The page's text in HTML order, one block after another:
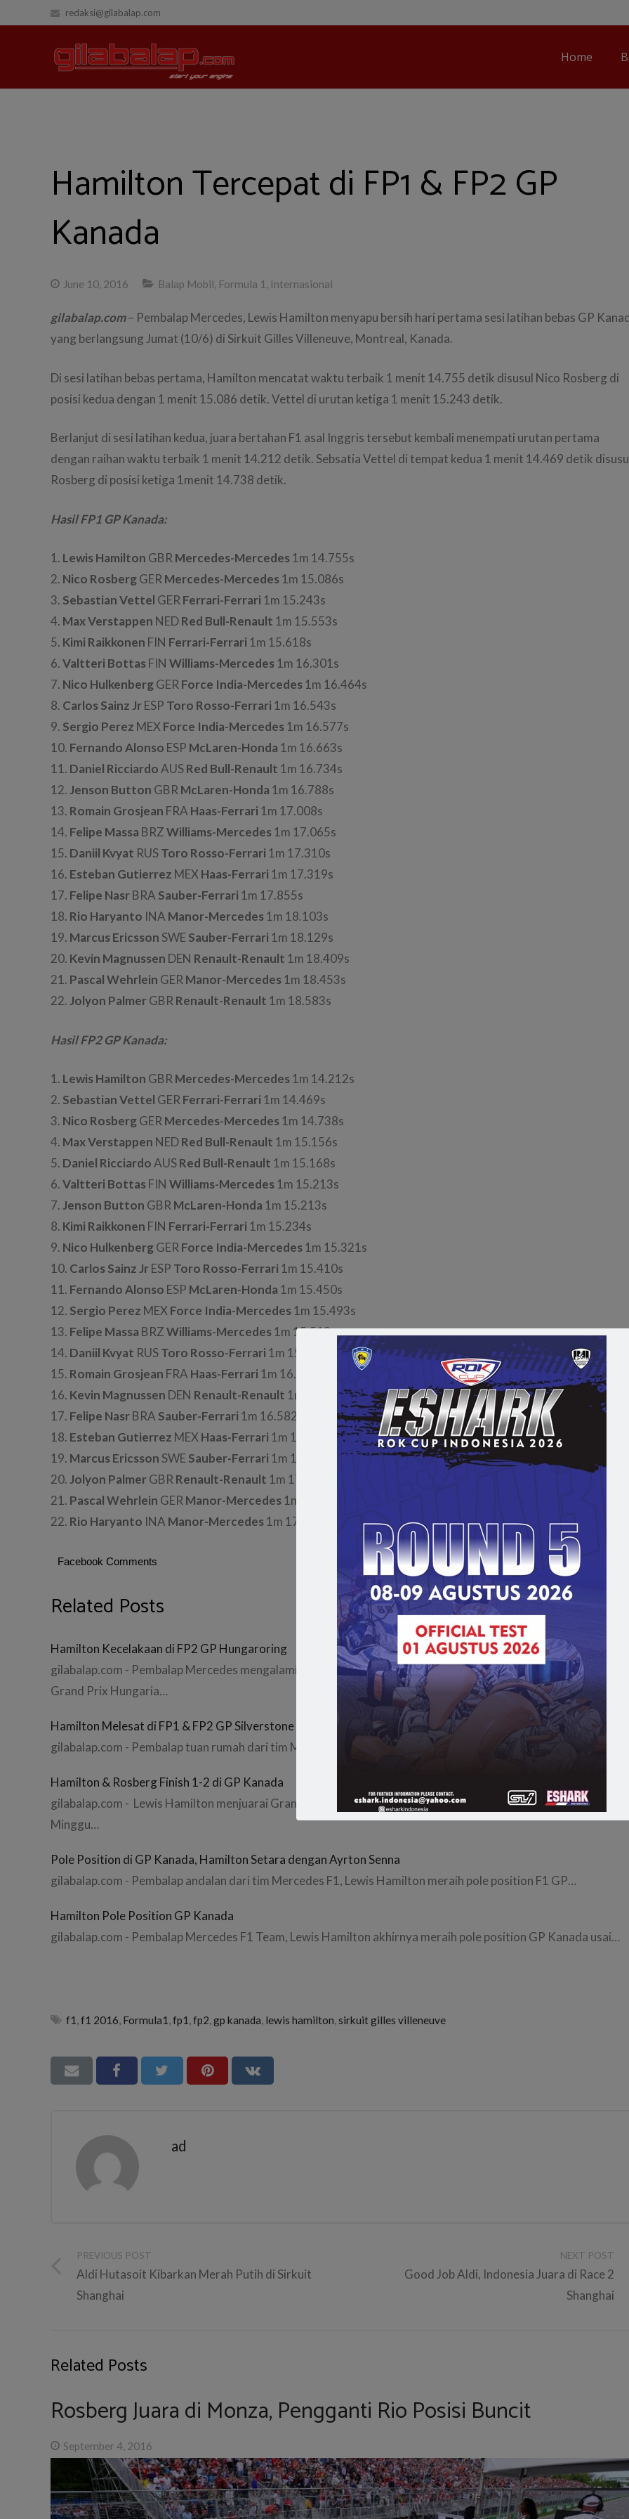
redaksi@gilabalap.com
Home
Hamilton Tercepat di FP1 & FP2 GP
Kanada
June 10, 2016 Balap Mobil Formula 1 Internasional
gilabalap.com– Pembalap Mercedes, Lewis Hamilton menyapu bersih hari pertama sesi latihan bebas GP
yang berlangsung Jumat (10/6) di Sirkuit Gilles Villeneuve, Montreal, Kanada.
Di sesi latihan bebas pertama, Hamilton mencatat waktu terbaik 1 menit 14.755 detik disusul Nico Rosberg di
posisi kedua dengan 1 menit 15.086 detik. Vettel di urutan ketiga 1 menit 15.243 detik.
Berlanjut di sesi latihan kedua, juara bertahan F1 asal Inggris tersebut kembali menempati urutan pertama
dengan raihan waktu terbaik 1 menit 14.212 detik. Sebsatia Vettel di tempat kedua 1 menit 14.469 detik
Rosberg di posisi ketiga 1menit 14.738 detik.
Hasil FP1 GP Kanada:
1. Lewis Hamilton GBRMercedes-Mercedes1m 14.755s
2. Nico RosbergGERMercedes-Mercedes1m 15.086s
3. Sebastian Vettel GERFerrari-Ferrari 1m 15.243s
4. Max Verstappen NEDRed Bull-Renault 1m 15.553s
5. Kimi Raikkonen FIN Ferrari-Ferrari 1m 15.618s
6.Valtteri BottasFIN Williams-Mercedes1m 16.301s
7. Nico HulkenbergGERForce India-Mercedes1m 16.464s
8. Carlos Sainz JrESP Toro Rosso-Ferrari 1m 16.543s
9. Sergio Perez MEXForce India-Mercedes1m 16.577s
10. Fernando Alonso ESP McLaren-Honda 1m 16.663s
11. Daniel RicciardoAUSRed Bull-Renault 1m 16.734s
12.Jenson Button GBRMcLaren-Honda 1m 16.788s
13. Romain Grosjean FRA Haas-Ferrari 1m 17.008s
14. Felipe Massa BRZWilliams-Mercedes1m 17.065s
15. Daniil Kvyat RUSToro Rosso-Ferrari 1m 17.310s
16. Esteban Gutierrez MEXHaas-Ferrari 1m 17.319s
17. Felipe NasrBRA Sauber-Ferrari 1m 17.855s
18. Rio Haryanto INA Manor-Mercedes1m 18.103s
19. Marcus Ericsson SWESauber-Ferrari 1m 18.129s
20. Kevin Magnussen DEN Renault-Renault 1m 18.409s
21. Pascal Wehrlein GERManor-Mercedes1m 18.453s
22.Jolyon PalmerGBRRenault-Renault 1m 18.583s
Hasil FP2 GP Kanada:
1. Lewis Hamilton GBRMercedes-Mercedes1m 14.212s
2. Sebastian Vettel GERFerrari-Ferrari 1m 14.469s
3. Nico RosbergGERMercedes-Mercedes1m 14.738s
4. Max Verstappen NEDRed Bull-Renault 1m 15.156s
5. Daniel RicciardoAUSRed Bull-Renault 1m 15.168s
6.Valtteri BottasFIN Williams-Mercedes1m 15.213s
7.Jenson Button GBRMcLaren-Honda 1m 15.213s
8. Kimi Raikkonen FIN Ferrari-Ferrari 1m 15.234s
9. Nico HulkenbergGERForce India-Mercedes1m 15.321s
10. Carlos Sainz JrESP Toro Rosso-Ferrari 1m 15.410s
11. Fernando Alonso ESP McLaren-Honda 1m 15.450s
12. Sergio Perez MEXForce India-Mercedes1m 15.493s
13. Felipe Massa BRZWilliams-Mercedes1m 15.513s
14. Daniil Kvyat RUSToro Rosso-Ferrari 1m 15.559s
15. Romain Grosjean FRA Haas-Ferrari 1m 16.093s
16. Kevin Magnussen DEN Renault-Renault 1m 16.255s
17. Felipe NasrBRA Sauber-Ferrari 1m 16.582s
18. Esteban Gutierrez MEXHaas-Ferrari 1m 16.591s
19. Marcus Ericsson SWESauber-Ferrari 1m 16.902s
20.Jolyon PalmerGBRRenault-Renault 1m 17.001s
21. Pascal Wehrlein GERManor-Mercedes1m 17.023s
22. Rio Haryanto INA Manor-Mercedes1m 17.423s
Facebook Comments
Related Posts
Hamilton Kecelakaan di FP2 GP Hungaroring
gilabalap.com - Pembalap Mercedes mengalami kecelakaan dan gagal melanjutkan sesi latihan bebas kedua
Grand Prix Hungaria…
Hamilton Melesat di FP1 & FP2 GP Silverstone
gilabalap.com - Pembalap tuan rumah dari tim Mercedes, Lewis Hamilton tampil perkasa di sesi latihan bebas…
Hamilton & Rosberg Finish 1-2 di GP Kanada
gilabalap.com - Lewis Hamilton menjuarai Grand Kanada yang berlangsung di Sirkuit Gilles Villeneuve,
Minggu…
Pole Position di GP Kanada, Hamilton Setara dengan Ayrton Senna
gilabalap.com - Pembalap andalan dari tim Mercedes F1, Lewis Hamilton meraih pole position F1 GP…
Hamilton Pole Position GP Kanada
gilabalap.com - Pembalap Mercedes F1 Team, Lewis Hamilton akhirnya meraih pole position GP Kanada usai…
f1 ,f1 2016, Formula1 ,fp1 ,fp2,gp kanada, lewis hamilton,sirkuit gilles villeneuve
ad
PREVIOUS POST
Aldi Hutasoit Kibarkan Merah Putih di Sirkuit
Shanghai
NEXT POST
Good Job Aldi, Indonesia Juara di Race 2
Shanghai
Related Posts
Rosberg Juara di Monza, Pengganti Rio Posisi Buncit
September 4, 2016